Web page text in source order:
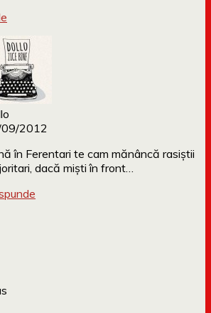
2012
în Ferentari te cam mănâncă rasiștii
dacă miști în front…